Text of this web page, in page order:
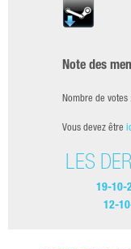
Note des
Nombre de votes
Vous devez être
LES
19-10-
12-